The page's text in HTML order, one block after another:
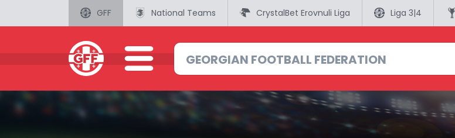
GFF National Teams CrystalBet Erovnuli Liga Liga 3|4